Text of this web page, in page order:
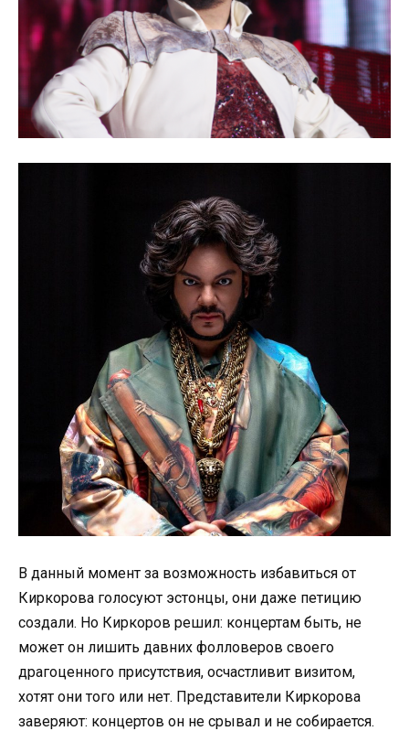
В данный момент за возможность избавиться от
Киркорова голосуют эстонцы, они даже петицию
создали. Но Киркоров решил: концертам быть, не
может он лишить давних фолловеров своего
драгоценного присутствия, осчастливит визитом,
хотят они того или нет. Представители Киркорова
заверяют: концертов он не срывал и не собирается.